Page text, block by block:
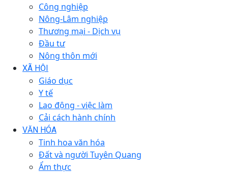
Công nghiệp
Nông-Lâm nghiệp
Thương mại - Dịch vụ
Đầu tư
Nông thôn mới
XÃ HỘI
Giáo dục
Y tế
Lao động - việc làm
Cải cách hành chính
VĂN HÓA
Tinh hoa văn hóa
Đất và người Tuyên Quang
Ẩm thực